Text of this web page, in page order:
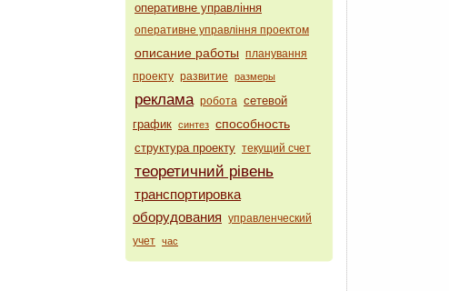
оперативне управління
оперативне управління проектом
описание работы планування
проекту развитие размеры
реклама робота сетевой
график синтез способность
структура проекту текущий счет
теоретичний рівень
транспортировка
оборудования управленческий
учет час